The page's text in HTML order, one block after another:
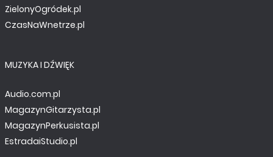
ZielonyOgródek.pl
CzasNaWnetrze.pl
MUZYKA I DŹWIĘK
Audio.com.pl
MagazynGitarzysta.pl
MagazynPerkusista.pl
EstradaiStudio.pl